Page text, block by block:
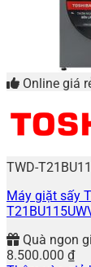
Online giá
TWD-
Máy giặt sấy
Quà ngon
8.500.000 ₫